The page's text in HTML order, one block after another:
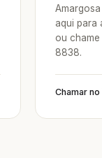
aqui para
ou chame
8838.
Chamar